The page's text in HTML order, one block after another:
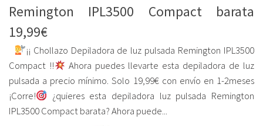
Remington IPL3500 Compact barata
19,99€
¡¡ Chollazo Depiladora de luz pulsada Remington IPL3500
Compact !!
Ahora puedes llevarte esta depiladora de luz
pulsada a precio mínimo. Solo 19,99€ con envío en 1-2meses
¡Corre!
¿quieres esta depiladora luz pulsada Remington
IPL3500 Compact barata? Ahora puede...